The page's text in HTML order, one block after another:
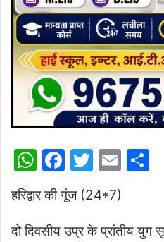
W
at
s
F
a
c
e
T
itt
er
E
l
e
हरिद्वार की गूंज (24*7)
दो दिवसीय उप्र के प्रांतीय युग